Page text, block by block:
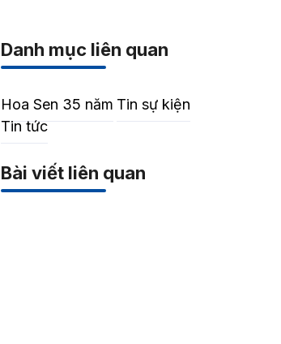
Danh mục liên quan
Hoa Sen 35 năm Tin sự kiện
Tin tức
Bài viết liên quan